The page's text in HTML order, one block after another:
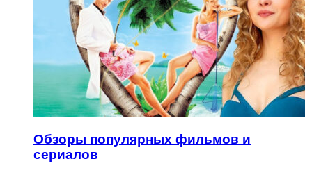
Обзоры популярных фильмов и
сериалов